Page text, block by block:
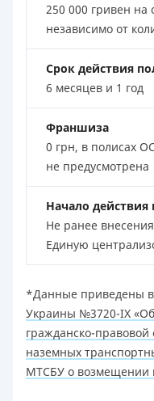
250 000 гривен на
независимо от
Срок действия
6 месяцев и 1 год
Франшиза
0 грн, в полисах
не предусмотрена
Начало действия
Не ранее
Единую
*Данные приведены в
Украины №3720-IX
гражданско-правовой
наземных
МТСБУ о возмещении